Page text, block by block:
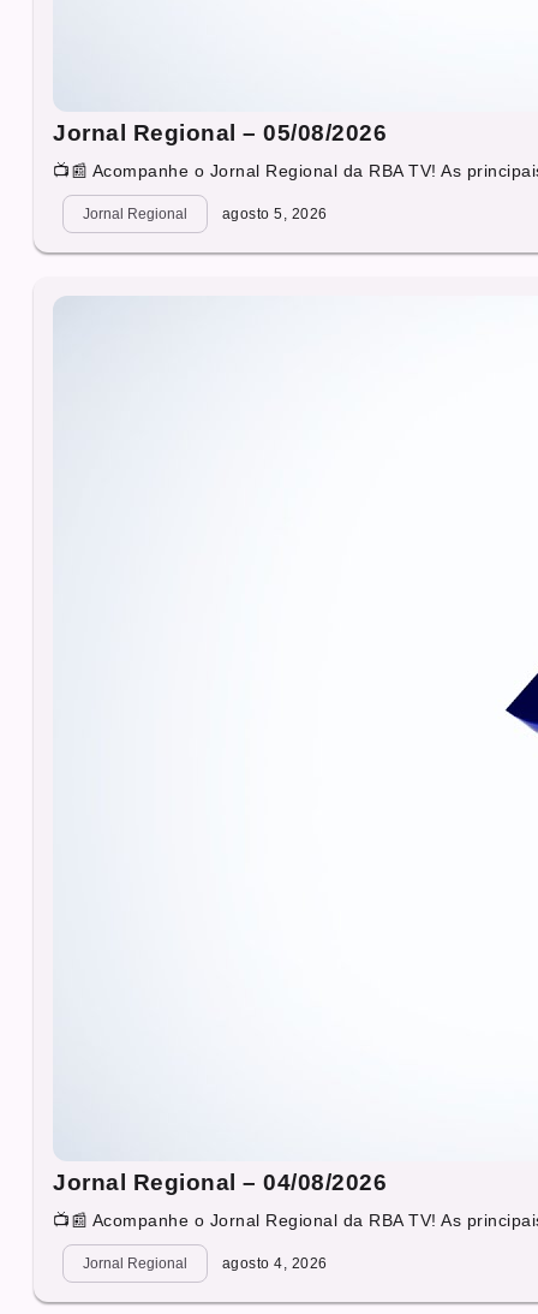
Jornal Regional – 05/08/2026
📺📰 Acompanhe o Jornal Regional da RBA TV! As
Jornal Regional agosto 5, 2026
Jornal Regional – 04/08/2026
📺📰 Acompanhe o Jornal Regional da RBA TV! As
Jornal Regional agosto 4, 2026